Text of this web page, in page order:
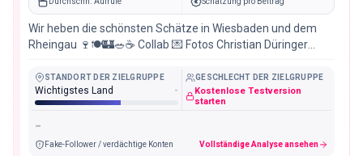
Wir heben die schönsten Schätze in Wiesbaden und dem
Rheingau 🍷🍽️🏰🥗☕ Collab 💌 Fotos Christian Düringer
STANDORT DER ZIELGRUPPE
Wichtigstes Land -
GESCHLECHT DER ZIELGRUPPE
Kostenlose Testversion
starten
-
Fake-Follower / verdächtige Konten Vollständige Analyse ansehen